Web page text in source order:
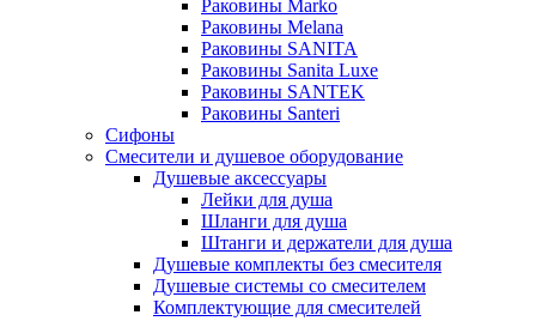
Раковины Marko
Раковины Melana
Раковины SANITA
Раковины Sanita Luxe
Раковины SANTEK
Раковины Santeri
Сифоны
Смесители и душевое оборудование
Душевые аксессуары
Лейки для душа
Шланги для душа
Штанги и держатели для душа
Душевые комплекты без смесителя
Душевые системы со смесителем
Комплектующие для смесителей